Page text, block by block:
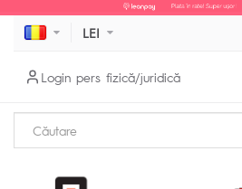
LEI
Login pers fizică/juridică